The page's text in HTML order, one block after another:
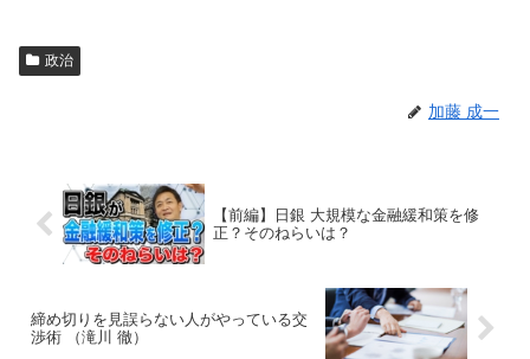
政治
加藤 成一
【前編】日銀 大規模な金融緩和策を修
正？そのねらいは？
締め切りを見誤らない人がやっている交
渉術 （滝川 徹）